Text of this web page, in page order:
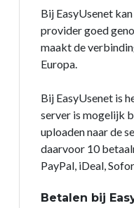
Bij EasyUsenet
provider goed
maakt de
Europa.
Bij EasyUsenet is
server is mogelijk
uploaden naar de
daarvoor 10
PayPal, iDeal,
Betalen bij